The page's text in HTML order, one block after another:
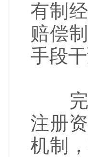
有制
赔偿
手段
完善
注册
机制